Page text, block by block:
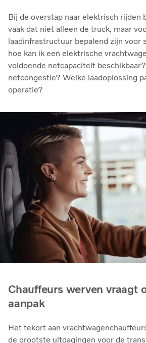
Bij de overstap naar elektrisch rijden
vaak dat niet alleen de truck, maar
laadinfrastructuur bepalend zijn voor
hoe kan ik een elektrische
voldoende netcapaciteit
netcongestie? Welke laadoplossing
operatie?
Chauffeurs werven vraagt
aanpak
Het tekort aan
de grootste uitdagingen voor de